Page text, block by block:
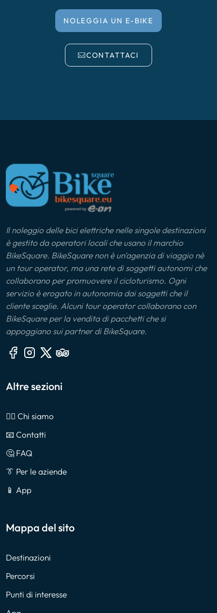
NOLEGGIA UN E-BIKE
CONTATTACI
Il noleggio delle bici elettriche nelle singole destinazioni
è gestito da operatori locali che usano il marchio
BikeSquare. BikeSquare non è un'agenzia di viaggio nè
un tour operator, ma una rete di soggetti autonomi che
collaborano per promuovere il cicloturismo. Ogni
servizio è erogato in autonomia dai soggetti che il
cliente sceglie. Alcuni tour operator collaborano con
BikeSquare per la vendita di pacchetti che si
appoggiano sui partner di BikeSquare.
Altre sezioni
🙎‍♂️ Chi siamo
📧 Contatti
🤔 FAQ
👔 Per le aziende
📱 App
Mappa del sito
Destinazioni
Percorsi
Punti di interesse